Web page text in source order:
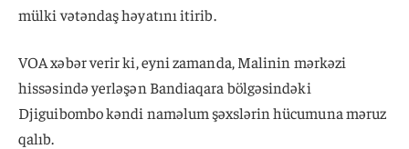
mülki vətəndaş həyatını itirib.
VOA xəbər verir ki, eyni zamanda, Malinin mərkəzi
hissəsində yerləşən Bandiaqara bölgəsindəki
Djiguibombo kəndi naməlum şəxslərin hücumuna məruz
qalıb.